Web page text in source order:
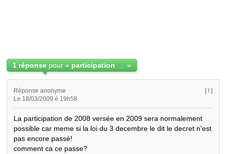
1 réponse pour « »
Réponse anonyme
Le 18/03/2009 é 19h58
[ ! ]
La participation de 2008 versée en 2009 sera normalement
possible car meme si la loi du 3 decembre le dit le decret n'est
pas encore passé!
comment ca ce passe?